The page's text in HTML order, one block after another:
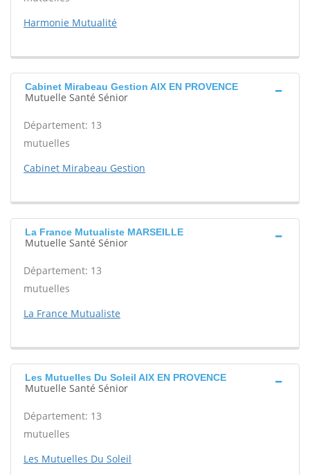
Harmonie Mutualité
Cabinet Mirabeau Gestion AIX EN PROVENCE
Mutuelle Santé Sénior
Département: 13
mutuelles
Cabinet Mirabeau Gestion
La France Mutualiste MARSEILLE
Mutuelle Santé Sénior
Département: 13
mutuelles
La France Mutualiste
Les Mutuelles Du Soleil AIX EN PROVENCE
Mutuelle Santé Sénior
Département: 13
mutuelles
Les Mutuelles Du Soleil